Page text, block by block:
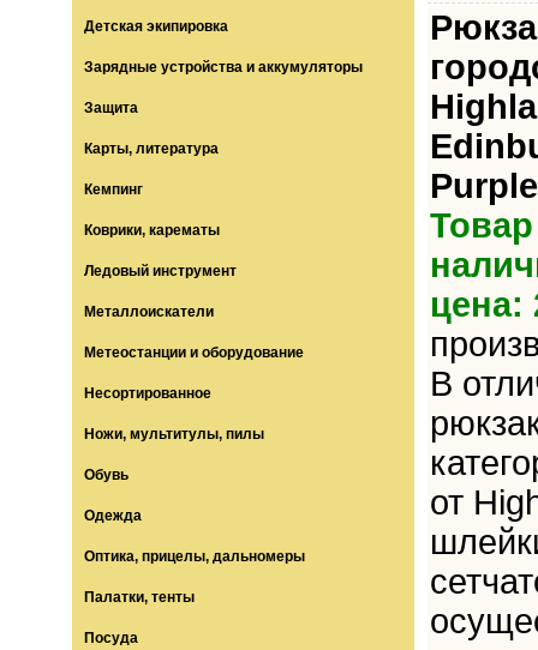
Детская экипировка
Зарядные устройства и аккумуляторы
Защита
Карты, литература
Кемпинг
Коврики, карематы
Ледовый инструмент
Металлоискатели
Метеостанции и оборудование
Несортированное
Ножи, мультитулы, пилы
Обувь
Одежда
Оптика, прицелы, дальномеры
Палатки, тенты
Посуда
цена:
В
от